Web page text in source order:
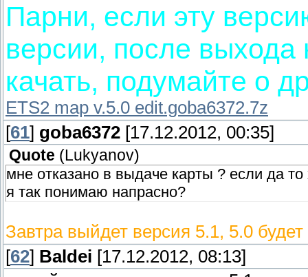
Парни, если эту
версии, после выхода
качать, подумайте о
ETS2 map v.5.0 edit.goba6372.7z
[61] goba6372 [17.12.2012, 00:35]
Quote ( Lukyanov)
мне отказано в выдаче карты ? если да
я так понимаю напрасно?
Завтра выйдет версия 5.1, 5.0
[62] Baldei [17.12.2012, 08:13]